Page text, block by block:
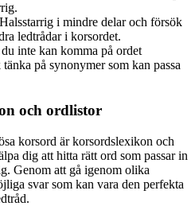
i mindre delar och försök
ledtrådar i korsordet.
inte kan komma på ordet
på synonymer som kan passa
och ordlistor
korsord är korsordslexikon och
dig att hitta rätt ord som passar in
Genom att gå igenom olika
svar som kan vara den perfekta